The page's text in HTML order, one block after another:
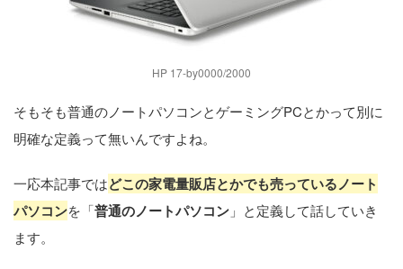
HP 17-by0000/2000
そもそも普通のノートパソコンとゲーミングPCとかって別に
明確な定義って無いんですよね。
一応本記事ではどこの家電量販店とかでも売っているノート
パソコンを「普通のノートパソコン 」と定義して話していき
ます。